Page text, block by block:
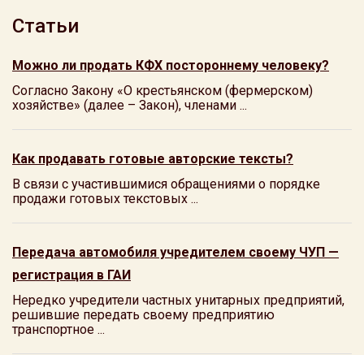
Статьи
Можно ли продать КФХ постороннему человеку?
Согласно Закону «О крестьянском (фермерском)
хозяйстве» (далее – Закон), членами ...
Как продавать готовые авторские тексты?
В связи с участившимися обращениями о порядке
продажи готовых текстовых ...
Передача автомобиля учредителем своему ЧУП —
регистрация в ГАИ
Нередко учредители частных унитарных предприятий,
решившие передать своему предприятию
транспортное ...